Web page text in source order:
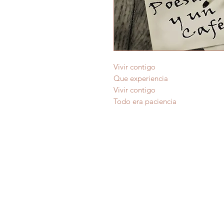
Vivir contigo
Que experiencia
Vivir contigo
Todo era paciencia